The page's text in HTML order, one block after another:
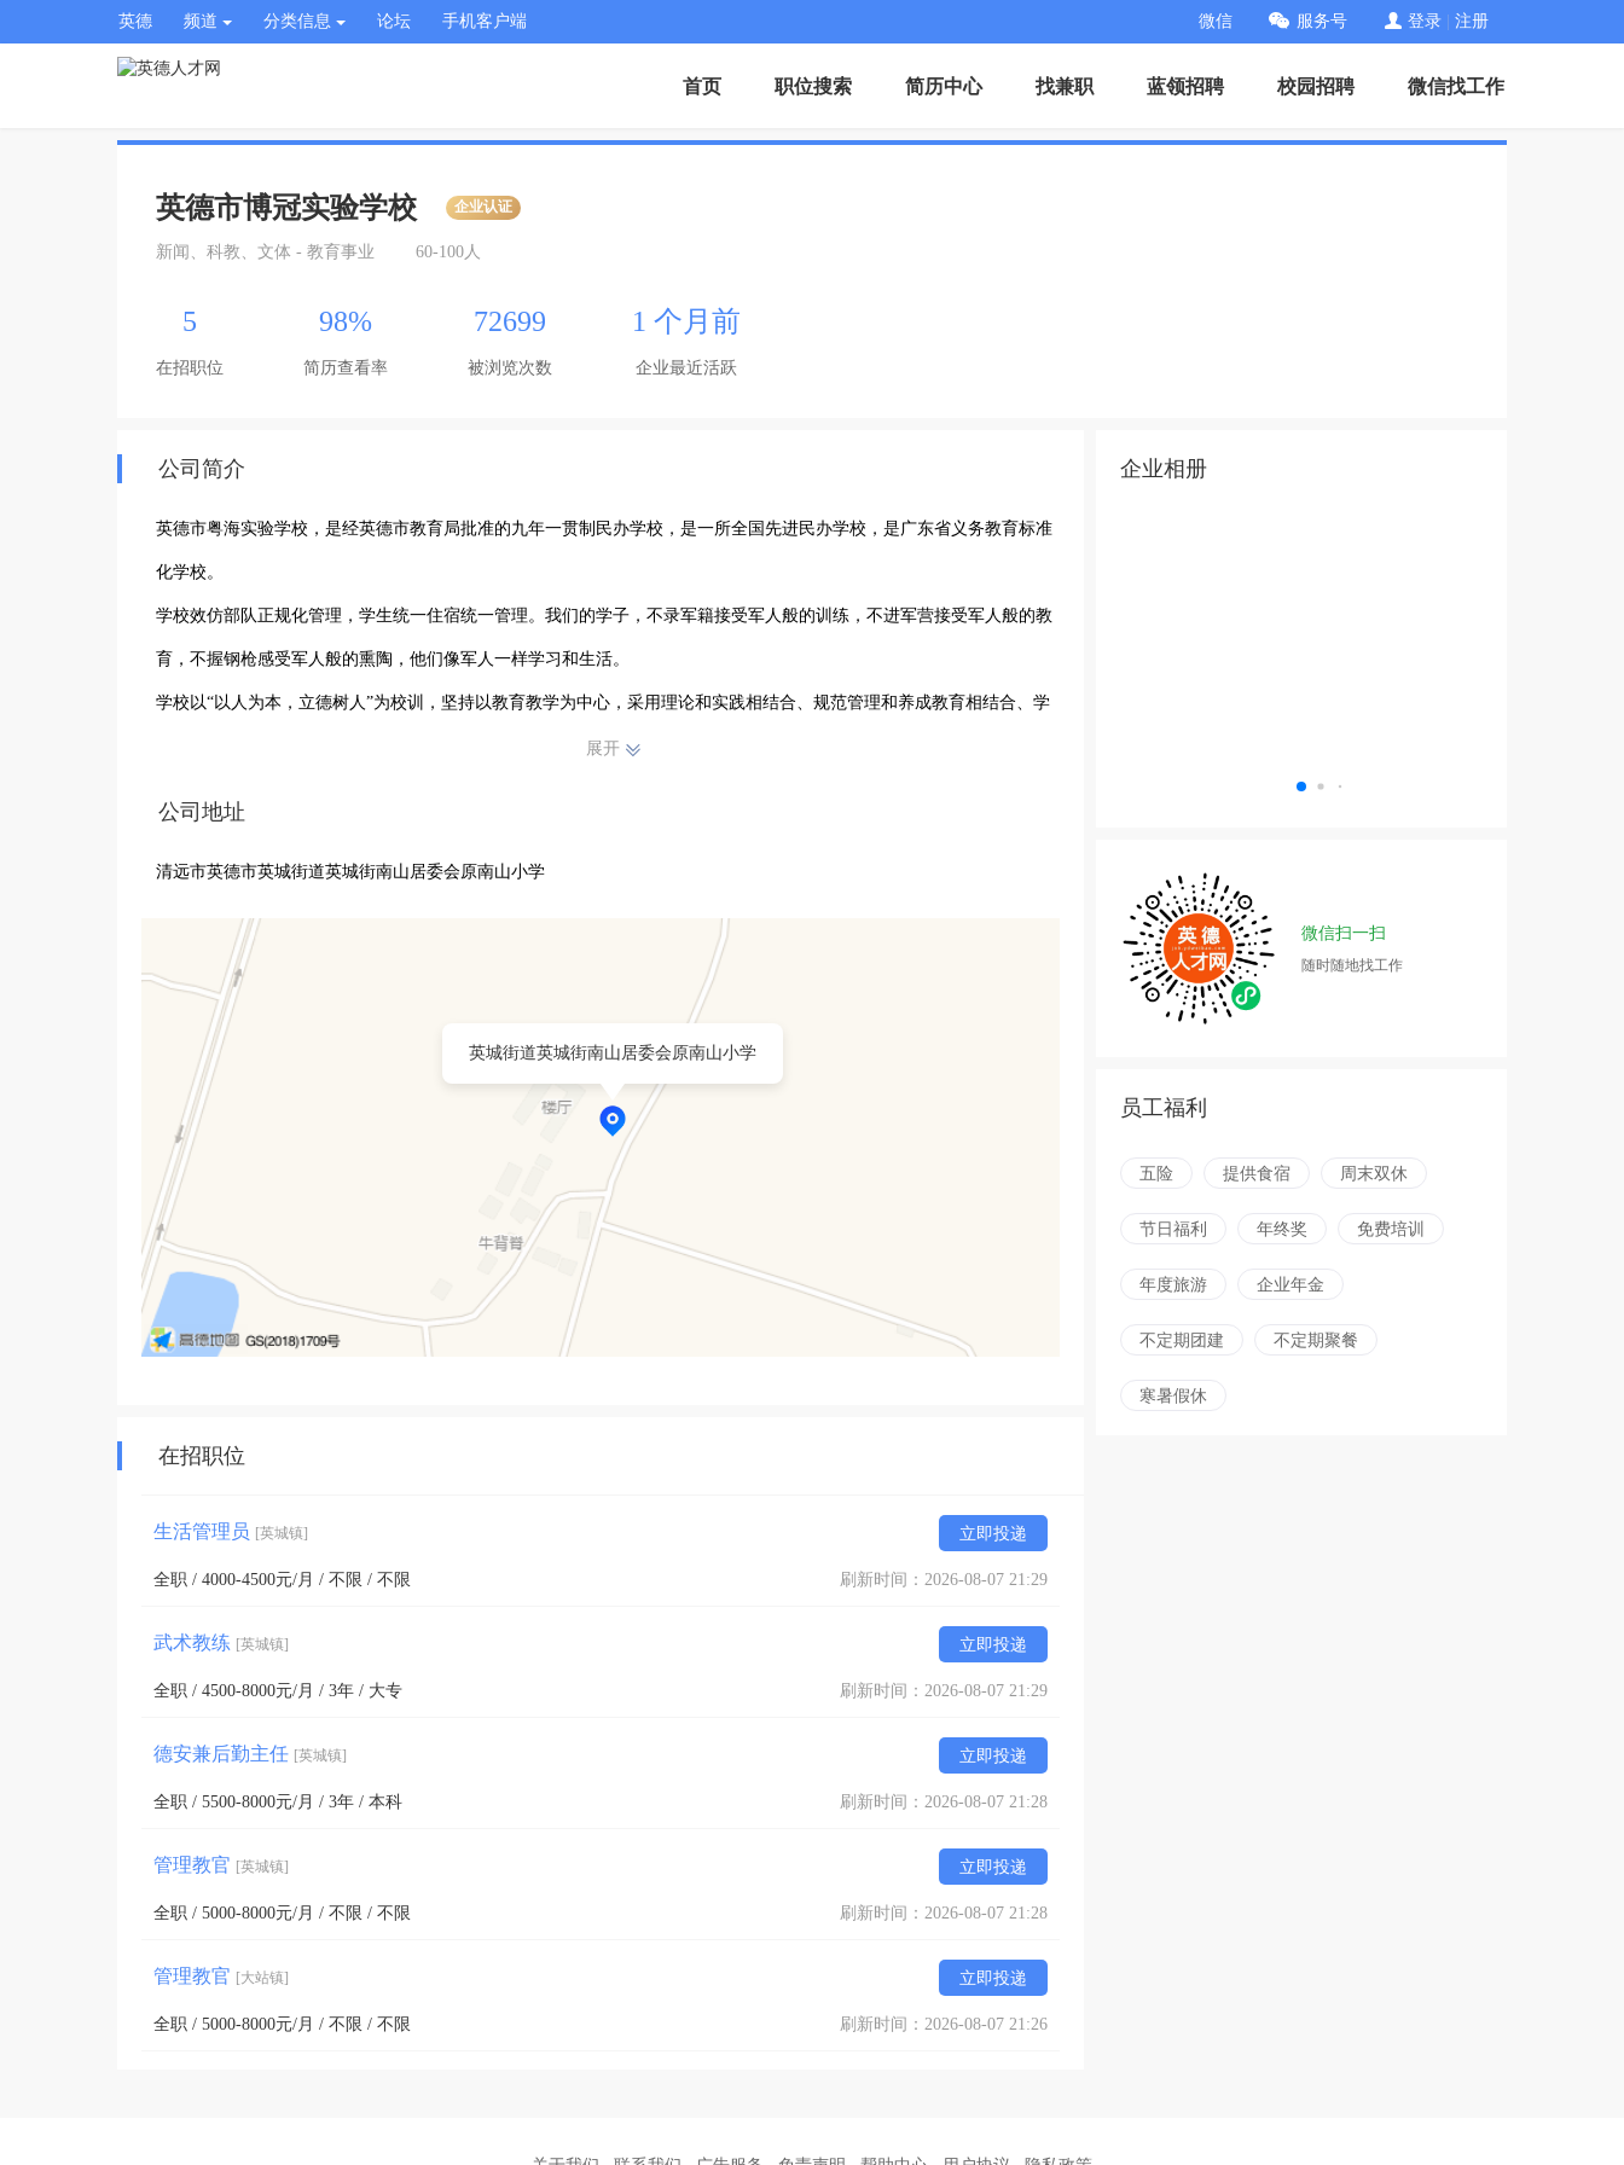
英德 频道 分类信息 论坛 手机客户端 微信 服务号 登录 注册
首页 职位搜索 简历中心 找兼职 蓝领招聘 校园招聘 微信找工作
英德市博冠实验学校 企业认证
新闻、科教、文体 - 教育事业 60-100人
5
在招职位
98%
简历查看率
72699
被浏览次数
1 个月前
企业最近活跃
公司简介
英德市粤海实验学校，是经英德市教育局批准的九年一贯制民办学校，是一所全国先进民办学校，是广东省义务教育标准
化学校。
学校效仿部队正规化管理，学生统一住宿统一管理。我们的学子，不录军籍接受军人般的训练，不进军营接受军人般的教
育，不握钢枪感受军人般的熏陶，他们像军人一样学习和生活。
学校以“以人为本，立德树人”为校训，坚持以教育教学为中心，采用理论和实践相结合、规范管理和养成教育相结合、学
校和家庭教育相结合的三大教辅模式，倡导以部队的纪律规范学生、以军人的精神影响学生、以军营的作风感染学生，不
展开
公司地址
清远市英德市英城街道英城街南山居委会原南山小学
英城街道英城街南山居委会原南山小学
在招职位
生活管理员 [英城镇] 立即投递
全职 / 4000-4500元/月 / 不限 / 不限 刷新时间：2026-08-07 21:29
武术教练 [英城镇] 立即投递
全职 / 4500-8000元/月 / 3年 / 大专 刷新时间：2026-08-07 21:29
德安兼后勤主任 [英城镇] 立即投递
全职 / 5500-8000元/月 / 3年 / 本科 刷新时间：2026-08-07 21:28
管理教官 [英城镇] 立即投递
全职 / 5000-8000元/月 / 不限 / 不限 刷新时间：2026-08-07 21:28
管理教官 [大站镇] 立即投递
全职 / 5000-8000元/月 / 不限 / 不限 刷新时间：2026-08-07 21:26
企业相册
微信扫一扫
随时随地找工作
员工福利
五险 提供食宿 周末双休
节日福利 年终奖 免费培训
年度旅游 企业年金
不定期团建 不定期聚餐
寒暑假休